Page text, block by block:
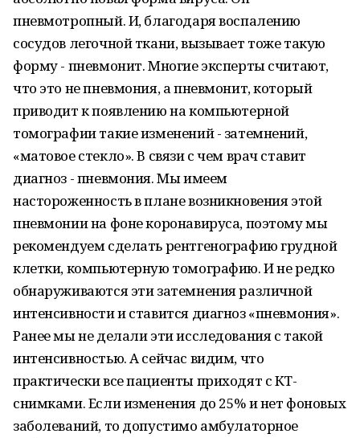
пневмотропный. И, благодаря воспалению
сосудов легочной ткани, вызывает тоже такую
форму - пневмонит. Многие эксперты считают,
что это не пневмония, а пневмонит, который
приводит к появлению на компьютерной
томографии такие изменений - затемнений,
«матовое стекло». В связи с чем врач ставит
диагноз - пневмония. Мы имеем
настороженность в плане возникновения этой
пневмонии на фоне коронавируса, поэтому мы
рекомендуем сделать рентгенографию грудной
клетки, компьютерную томографию. И не редко
обнаруживаются эти затемнения различной
интенсивности и ставится диагноз «пневмония».
Ранее мы не делали эти исследования с такой
интенсивностью. А сейчас видим, что
практически все пациенты приходят с КТ-
снимками. Если изменения до 25% и нет фоновых
заболеваний, то допустимо амбулаторное